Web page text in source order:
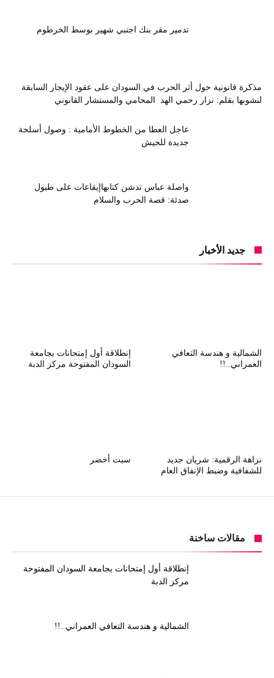
تدمير مقر بنك اجنبي شهير بوسط الخرطوم
مذكرة قانونية حول أثر الحرب في السودان على عقود الإيجار السابقة
لنشوبها بقلم: نزار رحمي الهد المحامي والمستشار القانوني
عاجل العطا من الخطوط الأمامية : وصول أسلحة
جديدة للجيش
واصلة عباس تدشن كتابهاإيقاعات على طبول
صدئة: قصة الحرب والسلام
جديد الأخبار
إنطلاقة أول إمتحانات بجامعة
السودان المفتوحة مركز الدبة
الشمالية و هندسة التعافي
العمراني..!!
سبت أخضر
نزاهة الرقمية: شريان جديد
للشفافية وضبط الإنفاق العام
مقالات ساخنة
إنطلاقة أول إمتحانات بجامعة السودان المفتوحة
مركز الدبة
الشمالية و هندسة التعافي العمراني..!!